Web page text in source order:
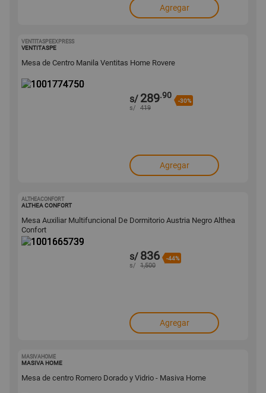
Agregar
VENTITASPEEXPRESS
VENTITASPE
Mesa de Centro Manila Ventitas Home Rovere
s/ 289.90
-30%
s/ 419
Agregar
ALTHEACONFORT
ALTHEA CONFORT
Mesa Auxiliar Multifuncional De Dormitorio Austria Negro Althea
Confort
s/ 836 -44%
s/ 1,500
Agregar
MASIVAHOME
MASIVA HOME
Mesa de centro Romero Dorado y Vidrio - Masiva Home